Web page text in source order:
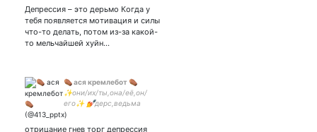
дурак и его не найдёт.
Депрессия – это дерьмо Когда у
тебя появляется мотивация и силы
что-то делать, потом из-за какой-
то мельчайшей хуйн…
⚰ ася кремлебот ⚰
✨они/их/ты,она/её,он/
его✨ 💅дерс,ведьма
жизни,16.05💅 🧡френдли
отрицание гнев торг депрессия